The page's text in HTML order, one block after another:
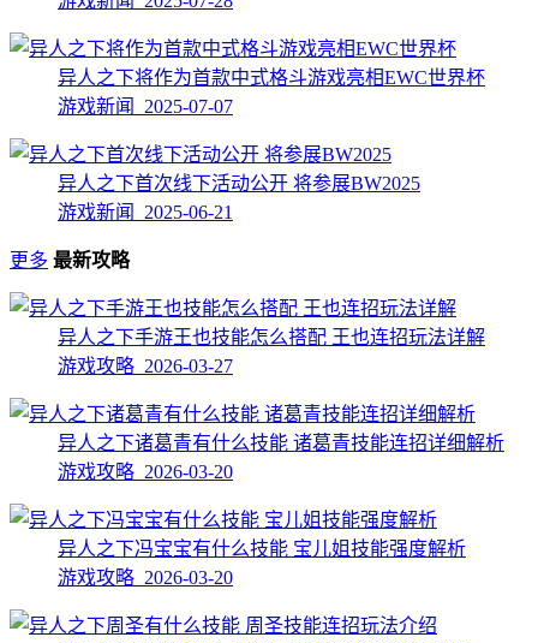
异人之下将作为首款中式格斗游戏亮相EWC世界杯
游戏新闻 2025-07-07
异人之下首次线下活动公开 将参展BW2025
游戏新闻 2025-06-21
更多 最新攻略
异人之下手游王也技能怎么搭配 王也连招玩法详解
游戏攻略 2026-03-27
异人之下诸葛青有什么技能 诸葛青技能连招详细解析
游戏攻略 2026-03-20
异人之下冯宝宝有什么技能 宝儿姐技能强度解析
游戏攻略 2026-03-20